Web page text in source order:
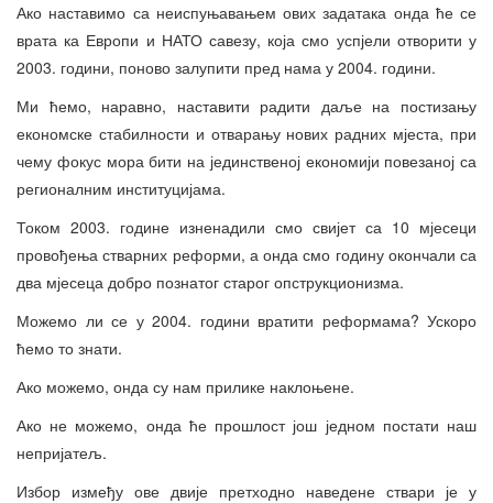
Ако наставимо са неиспуњавањем ових задатака онда ће се
врата ка Европи и НАТО савезу, која смо успјели отворити у
2003. години, поново залупити пред нама у 2004. години.
Ми ћемо, наравно, наставити радити даље на постизању
економске стабилности и отварању нових радних мјеста, при
чему фокус мора бити на јединственој економији повезаној са
регионалним институцијама.
Током 2003. године изненадили смо свијет са 10 мјесеци
провођења стварних реформи, а онда смо годину окончали са
два мјесеца добро познатог старог опструкционизма.
Можемо ли се у 2004. години вратити реформама? Ускоро
ћемо то знати.
Ако можемо, онда су нам прилике наклоњене.
Ако не можемо, онда ће прошлост још једном постати наш
непријатељ.
Избор између ове двије претходно наведене ствари је у